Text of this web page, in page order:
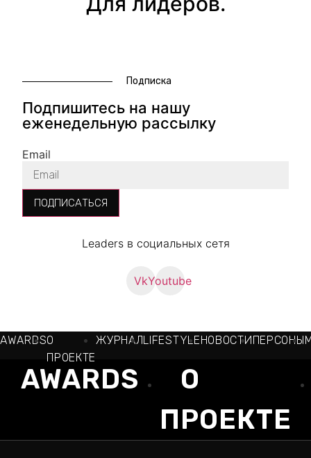
Подписка
Подпишитесь на нашу
еженедельную рассылку
Email
ПОДПИСАТЬСЯ
Leaders в социальных сетя
VkYoutube
AWARDSО
ПРОЕКТЕ
ЖУРНАЛLIFESTYLEНОВОСТИПЕРСОНЫ
AWARDS
О
ПРОЕКТЕ